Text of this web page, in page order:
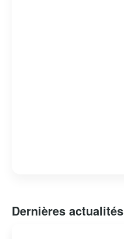
Dernières actualités